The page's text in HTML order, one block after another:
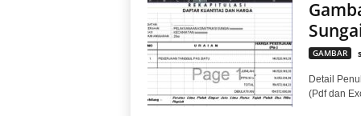
GAMBAR
Detail
(Pdf dan